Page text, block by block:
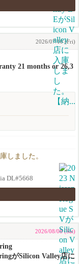
2026/07/10 (Fri)
21 months or 26,3
しました。
DL#5668
2026/08/08 (Sat)
がSilicon Valley店に